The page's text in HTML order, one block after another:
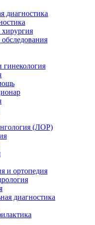
диагностика
хирургия
(ЛОР)
и ортопедия
диагностика